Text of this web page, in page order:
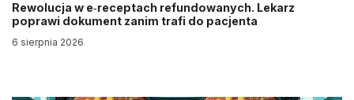
Rewolucja w e‑receptach refundowanych. Lekarz
poprawi dokument zanim trafi do pacjenta
6 sierpnia 2026